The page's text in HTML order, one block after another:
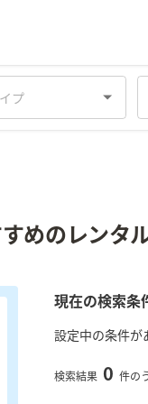
プ
めのレンタ
現在の検索条
設定中の条件が
検索結果 0 件の